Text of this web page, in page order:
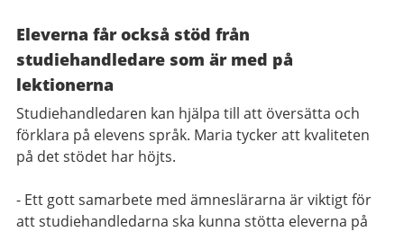
Eleverna får också stöd från
studiehandledare som är med på
lektionerna
Studiehandledaren kan hjälpa till att översätta och
förklara på elevens språk. Maria tycker att kvaliteten
på det stödet har höjts.
- Ett gott samarbete med ämneslärarna är viktigt för
att studiehandledarna ska kunna stötta eleverna på